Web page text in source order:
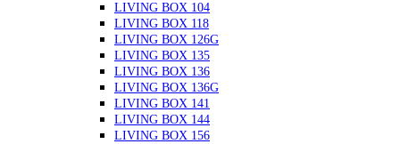
LIVING BOX 104
LIVING BOX 118
LIVING BOX 126G
LIVING BOX 135
LIVING BOX 136
LIVING BOX 136G
LIVING BOX 141
LIVING BOX 144
LIVING BOX 156